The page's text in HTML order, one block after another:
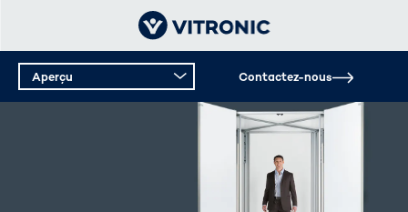
Aperçu Contactez-nous